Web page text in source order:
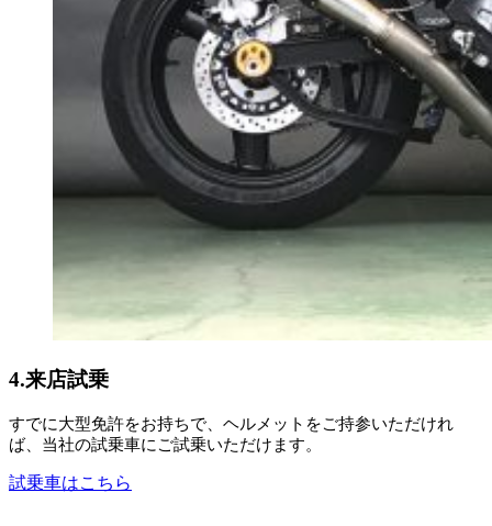
4.来店試乗
すでに大型免許をお持ちで、ヘルメットをご持参いただけれ
ば、当社の試乗車にご試乗いただけます。
試乗車はこちら